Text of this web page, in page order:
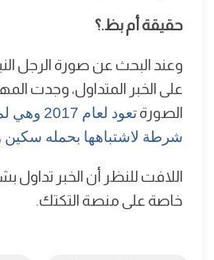
حقيقة أم بظ.؟
وعند البحث عن صورة الرجل
على الخبر المتداول، وجدت
الصورة
تعود لعام
شرطة لاشتباهها بحمله
اللافت للنظر أن الخبر تداول
خاصة على منصة التكتك.